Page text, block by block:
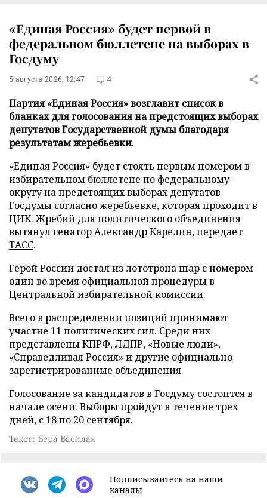
«Единая Россия» будет первой в
федеральном бюллетене на выборах в
Госдуму
5 августа 2026, 12:47 4
Партия «Единая Россия» возглавит список в
бланках для голосования на предстоящих выборах
депутатов Государственной думы благодаря
результатам жеребьевки.
«Единая Россия» будет стоять первым номером в
избирательном бюллетене по федеральному
округу на предстоящих выборах депутатов
Госдумы согласно жеребьевке, которая проходит в
ЦИК. Жребий для политического объединения
вытянул сенатор Александр Карелин, передает
ТАСС.
Герой России достал из лототрона шар с номером
один во время официальной процедуры в
Центральной избирательной комиссии.
Всего в распределении позиций принимают
участие 11 политических сил. Среди них
представлены КПРФ, ЛДПР, «Новые люди»,
«Справедливая Россия» и другие официально
зарегистрированные объединения.
Голосование за кандидатов в Госдуму состоится в
начале осени. Выборы пройдут в течение трех
дней, с 18 по 20 сентября.
Текст: Вера Басилая
Подписывайтесь на наши
каналы